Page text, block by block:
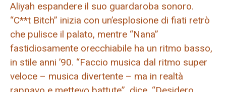
Aliyah espandere il suo guardaroba sonoro.
“C**t Bitch” inizia con un’esplosione di fiati retrò
che pulisce il palato, mentre “Nana”
fastidiosamente orecchiabile ha un ritmo basso,
in stile anni ’90. “Faccio musica dal ritmo super
veloce – musica divertente – ma in realtà